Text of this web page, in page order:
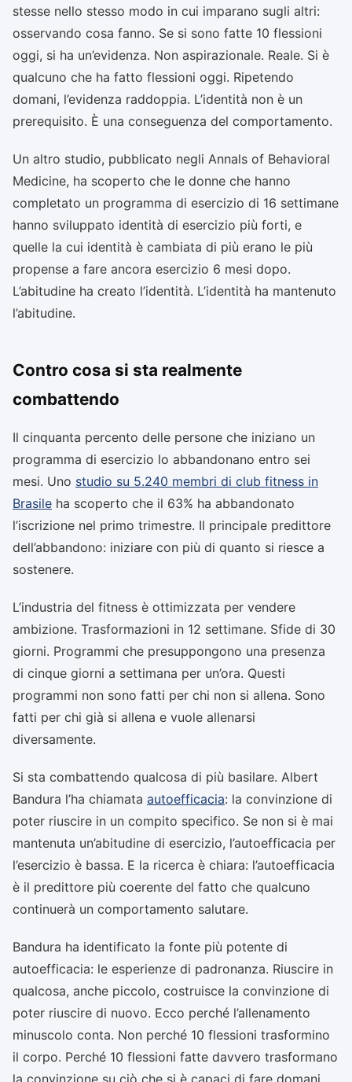
stesse nello stesso modo in cui imparano sugli altri:
osservando cosa fanno. Se si sono fatte 10 flessioni
oggi, si ha un’evidenza. Non aspirazionale. Reale. Si è
qualcuno che ha fatto flessioni oggi. Ripetendo
domani, l’evidenza raddoppia. L’identità non è un
prerequisito. È una conseguenza del comportamento.
Un altro studio, pubblicato negli Annals of Behavioral
Medicine, ha scoperto che le donne che hanno
completato un programma di esercizio di 16 settimane
hanno sviluppato identità di esercizio più forti, e
quelle la cui identità è cambiata di più erano le più
propense a fare ancora esercizio 6 mesi dopo.
L’abitudine ha creato l’identità. L’identità ha mantenuto
l’abitudine.
Contro cosa si sta realmente
combattendo
Il cinquanta percento delle persone che iniziano un
programma di esercizio lo abbandonano entro sei
mesi. Uno studio su 5.240 membri di club fitness in
Brasile ha scoperto che il 63% ha abbandonato
l’iscrizione nel primo trimestre. Il principale predittore
dell’abbandono: iniziare con più di quanto si riesce a
sostenere.
L’industria del fitness è ottimizzata per vendere
ambizione. Trasformazioni in 12 settimane. Sfide di 30
giorni. Programmi che presuppongono una presenza
di cinque giorni a settimana per un’ora. Questi
programmi non sono fatti per chi non si allena. Sono
fatti per chi già si allena e vuole allenarsi
diversamente.
Si sta combattendo qualcosa di più basilare. Albert
Bandura l’ha chiamata autoefficacia: la convinzione di
poter riuscire in un compito specifico. Se non si è mai
mantenuta un’abitudine di esercizio, l’autoefficacia per
l’esercizio è bassa. E la ricerca è chiara: l’autoefficacia
è il predittore più coerente del fatto che qualcuno
continuerà un comportamento salutare.
Bandura ha identificato la fonte più potente di
autoefficacia: le esperienze di padronanza. Riuscire in
qualcosa, anche piccolo, costruisce la convinzione di
poter riuscire di nuovo. Ecco perché l’allenamento
minuscolo conta. Non perché 10 flessioni trasformino
il corpo. Perché 10 flessioni fatte davvero trasformano
la convinzione su ciò che si è capaci di fare domani.